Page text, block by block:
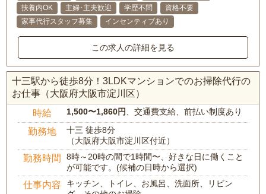
扶養内OK 主婦･主夫歓迎 学歴不問
資格不要
家事代行スタッフ募集
インセンティブあり
この求人の詳細を見る
十三駅から徒歩8分！3LDKマンションでのお掃除代行の
お仕事（大阪府大阪市淀川区）
時給 1,500〜1,860円、交通費支給、前払い制度あり
勤務地
十三 徒歩8分
（大阪府大阪市淀川区付近）
勤務時間
8時～20時の間で1時間〜、好きな日に働くこと
が可能です。(候補の日時から選択)
仕事内容
キッチン、トイレ、お風呂、洗面所、リビン